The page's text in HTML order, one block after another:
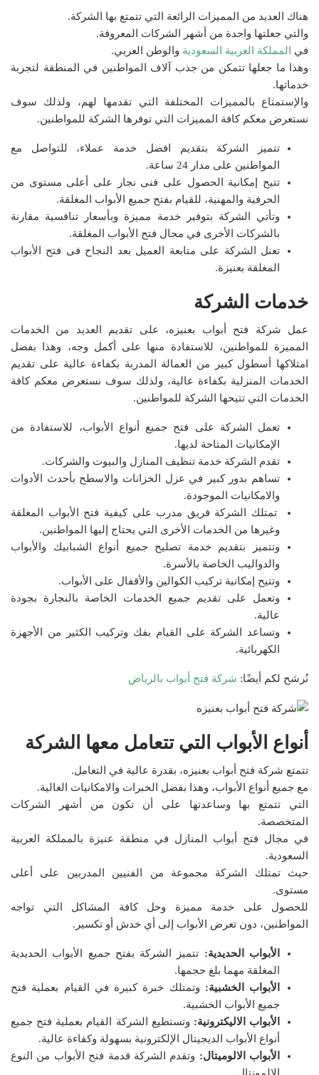
هناك العديد من المميزات الرائعة التي تتمتع بها الشركة.
والتي جعلتها واحدة من أشهر الشركات المعروفة.
في
المملكة العربية السعودية والوطن العربي.
وهذا ما جعلها تتمكن من جذب آلاف المواطنين في المنطقة لتجربة
خدماتها.
والإستمتاع بالمميزات المختلفة التي تقدمها لهم، ولذلك سوف
نستعرض معكم كافة المميزات التي توفرها الشركة للمواطنين.
تتميز الشركة بتقديم افضل خدمة عملاء، للتواصل مع
المواطنين على مدار 24 ساعة.
تتيح إمكانية الحصول على فنى نجار على أعلى مستوى من
الحرفية والمهنية، للقيام بفتح جميع الأبواب المغلقة.
وتأتي الشركة بتوفير خدمة مميزة وبأسعار تنافسية مقارنة
بالشركات الأخرى في مجال فتح الأبواب المغلقة.
تعنل الشركة على متابعة العميل بعد النجاح فى فتح الأبواب
المغلقة بعنيزة.
خدمات الشركة
عمل شركة فتح أبواب بعنيزه، على تقديم العديد من الخدمات
المميزة للمواطنين، للاستفادة منها على أكمل وجه، وهذا بفضل
امتلاكها أسطول كبير من العمالة المدربة بكفاءة عالية على تقديم
الخدمات المنزلية بكفاءة عالية، ولذلك سوف نستعرض معكم كافة
الخدمات التي تتيحها الشركة للمواطنين.
تعمل الشركة على فتح جميع أنواع الأبواب، للاستفادة من
الإمكانيات المتاحة لديها.
تقدم الشركة خدمة تنظيف المنازل والبيوت والشركات.
تساهم بدور كبير في عزل الخزانات والاسطح بأحدث الأدوات
والامكانيات الموجودة.
تمتلك الشركة فريق مدرب على كيفية فتح الأبواب المغلقة
وغيرها من الخدمات الأخرى التي يحتاج إليها المواطنين.
وتتميز بتقديم خدمة تصليح جميع أنواع الشبابيك والأبواب
والدواليب الخاصة بالأسرة.
وتتيح إمكانية تركيب الكوالين والأقفال على الأبواب.
وتعمل على تقديم جميع الخدمات الخاصة بالنجارة بجودة
عالية.
وتساعد الشركة على القيام بفك وتركيب الكثير من الأجهزة
الكهربائية.
نُرشح لكم أيضًا: شركة فتح أبواب بالرياض
أنواع الأبواب التي تتعامل معها الشركة
تتمتع شركة فتح أبواب بعنيزه، بقدرة عالية في التعامل.
مع جميع أنواع الأبواب، وهذا بفضل الخبرات والامكانيات العالية.
التي تتمتع بها وساعدتها على أن تكون من أشهر الشركات
المتخصصة.
في مجال فتح أبواب المنازل في منطقة عنيزة بالمملكة العربية
السعودية.
حيث تمتلك الشركة مجموعة من الفنيين المدربين على أعلى
مستوى.
للحصول على خدمة مميزة وحل كافة المشاكل التي تواجه
المواطنين، دون تعرض الأبواب إلى أي خدش أو تكسير.
الأبواب الحديدية: تتميز الشركة بفتح جميع الأبواب الحديدية
المغلقة مهما بلغ حجمها.
الأبواب الخشبية: وتمتلك خبرة كبيرة في القيام بعملية فتح
جميع الأبواب الخشبية.
الأبواب الاليكترونية: وتستطيع الشركة القيام بعملية فتح جميع
أنواع الأبواب الديجيتال الإلكترونية بسهولة وكفاءة عالية.
الأبواب الالوميتال: وتقدم الشركة قدمة فتح الأبواب من النوع